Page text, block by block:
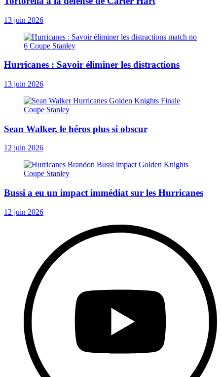
13 juin 2026
Hurricanes : Savoir éliminer les distractions
13 juin 2026
Sean Walker, le héros plus si obscur
12 juin 2026
Bussi a eu un impact immédiat sur les Hurricanes
12 juin 2026